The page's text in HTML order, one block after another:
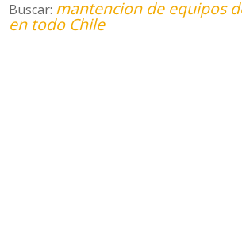
Buscar: mantencion de equipos
en todo Chile